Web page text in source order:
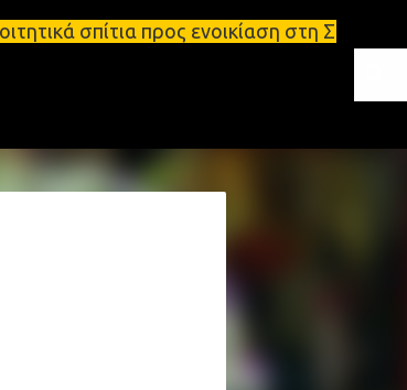
προς ενοικίαση στη Σπάρτη